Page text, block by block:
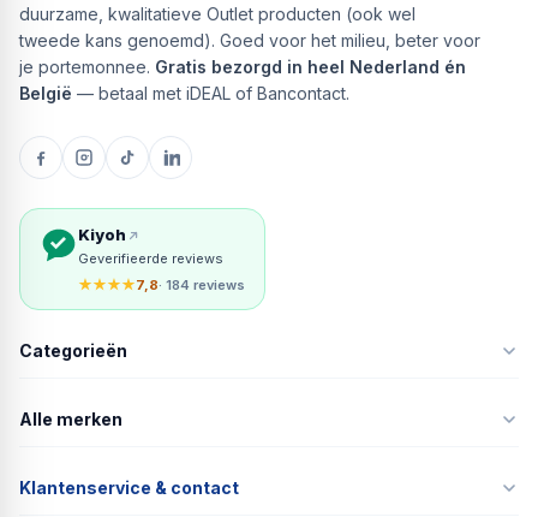
duurzame, kwalitatieve Outlet producten (ook wel
tweede kans genoemd). Goed voor het milieu, beter voor
je portemonnee. Gratis bezorgd in heel Nederland én
België — betaal met iDEAL of Bancontact.
Kiyoh
Geverifieerde reviews
★★★★7,8· 184 reviews
Categorieën
Alle merken
Klantenservice & contact